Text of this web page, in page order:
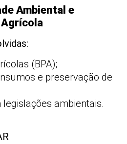
Ambiental e
(BPA);
e preservação de
ambientais.